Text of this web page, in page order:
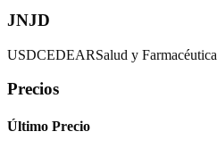
JNJD
USDCEDEARSalud y Farmacéutica
Precios
Último Precio